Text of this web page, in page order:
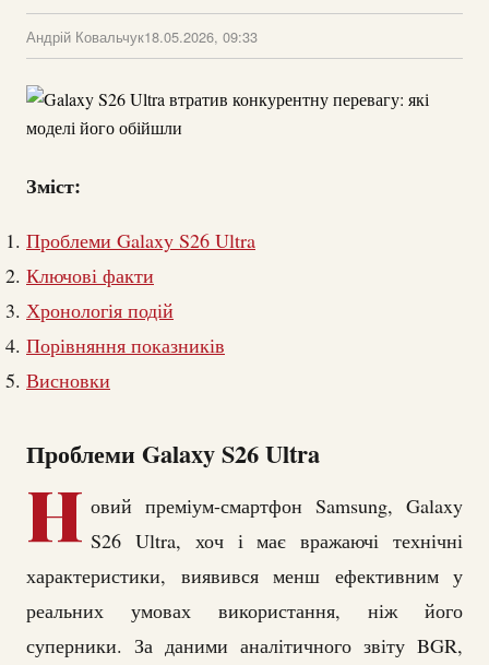
Андрій Ковальчук18.05.2026, 09:33
Зміст:
Проблеми Galaxy S26 Ultra
Ключові факти
Хронологія подій
Порівняння показників
Висновки
Проблеми Galaxy S26 Ultra
Н овий преміум-смартфон Samsung, Galaxy
S26 Ultra, хоч і має вражаючі технічні
характеристики, виявився менш ефективним у
реальних умовах використання, ніж його
суперники. За даними аналітичного звіту BGR,